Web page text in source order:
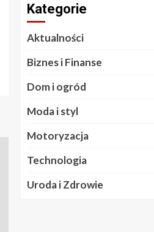
Kategorie
Aktualności
Biznes i Finanse
Dom i ogród
Moda i styl
Motoryzacja
Technologia
Uroda i Zdrowie